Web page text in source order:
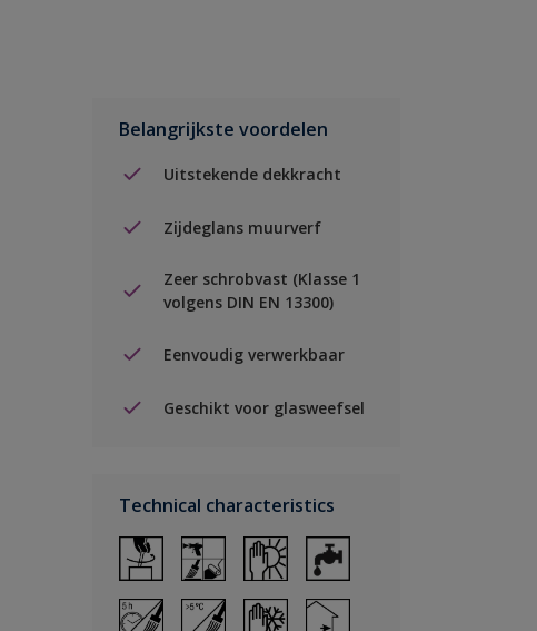
Belangrijkste voordelen
Uitstekende dekkracht
Zijdeglans muurverf
Zeer schrobvast (Klasse 1
volgens DIN EN 13300)
Eenvoudig verwerkbaar
Geschikt voor glasweefsel
Technical characteristics